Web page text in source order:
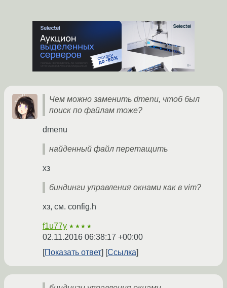
Чем можно заменить dmenu, чтоб был
поиск по файлам тоже?
dmenu
найденный файл перетащить
хз
биндинги управления окнами как в vim?
хз, см. config.h
f1u77y ★★★★
02.11.2016 06:38:17 +00:00
Показать ответ
Ссылка